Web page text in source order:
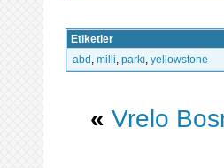
Etiketler
abd
milli parkı yellowstone
« Vrelo